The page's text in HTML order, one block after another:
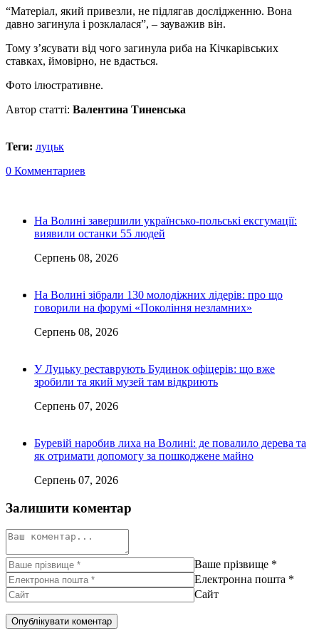
“Матеріал, який привезли, не підлягав дослідженню. Вона
давно загинула і розклалася”, – зауважив він.
Тому з’ясувати від чого загинула риба на Кічкарівських
ставках, ймовірно, не вдасться.
Фото ілюстративне.
Автор статті: Валентина Тиненська
Теги: луцьк
0 Комментариев
На Волині завершили українсько-польські ексгумації:
виявили останки 55 людей
Серпень 08, 2026
На Волині зібрали 130 молодіжних лідерів: про що
говорили на форумі «Покоління незламних»
Серпень 08, 2026
У Луцьку реставрують Будинок офіцерів: що вже
зробили та який музей там відкриють
Серпень 07, 2026
Буревій наробив лиха на Волині: де повалило дерева та
як отримати допомогу за пошкоджене майно
Серпень 07, 2026
Залишити коментар
Ваше прізвище *
Електронна пошта *
Сайт